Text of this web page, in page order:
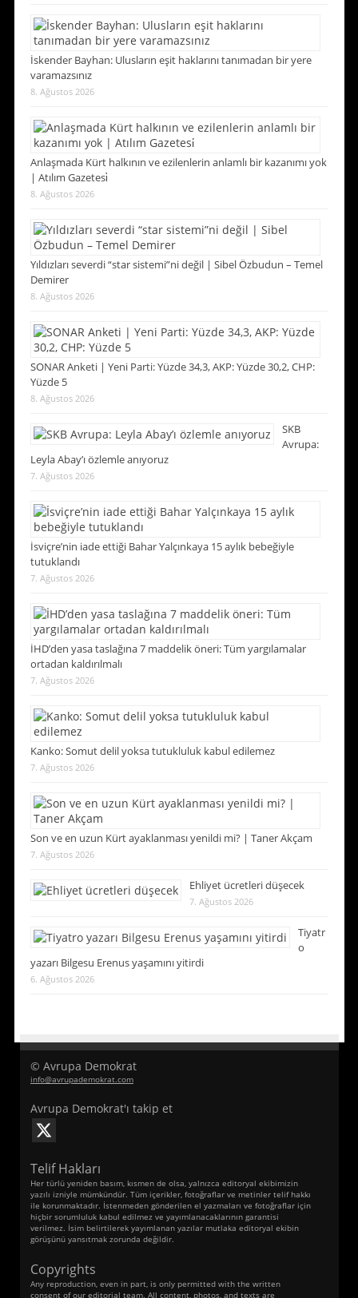
İskender Bayhan: Ulusların eşit haklarını tanımadan bir yere
varamazsınız
8. Ağustos 2026
Anlaşmada Kürt halkının ve ezilenlerin anlamlı bir kazanımı yok
| Atılım Gazetesi̇
8. Ağustos 2026
Yıldızları severdi “star sistemi”ni değil | Sibel Özbudun – Temel
Demirer
8. Ağustos 2026
SONAR Anketi | Yeni Parti: Yüzde 34,3, AKP: Yüzde 30,2, CHP:
Yüzde 5
8. Ağustos 2026
SKB
Avrupa:
Leyla Abay’ı özlemle anıyoruz
7. Ağustos 2026
İsviçre’nin iade ettiği Bahar Yalçınkaya 15 aylık bebeğiyle
tutuklandı
7. Ağustos 2026
İHD’den yasa taslağına 7 maddelik öneri: Tüm yargılamalar
ortadan kaldırılmalı
7. Ağustos 2026
Kanko: Somut delil yoksa tutukluluk kabul edilemez
7. Ağustos 2026
Son ve en uzun Kürt ayaklanması yenildi mi? | Taner Akçam
7. Ağustos 2026
Ehliyet ücretleri düşecek
7. Ağustos 2026
Tiyatr
o
yazarı Bilgesu Erenus yaşamını yitirdi
6. Ağustos 2026
© Avrupa Demokrat
info@avrupademokrat.com
Avrupa Demokrat'ı takip et
Telif Hakları
Her türlü yeniden basım, kısmen de olsa, yalnızca editoryal ekibimizin
yazılı izniyle mümkündür. Tüm içerikler, fotoğraflar ve metinler telif hakkı
ile korunmaktadır. İstenmeden gönderilen el yazmaları ve fotoğraflar için
hiçbir sorumluluk kabul edilmez ve yayımlanacaklarının garantisi
verilmez. İsim belirtilerek yayımlanan yazılar mutlaka editoryal ekibin
görüşünü yansıtmak zorunda değildir.
Copyrights
Any reproduction, even in part, is only permitted with the written
consent of our editorial team. All content, photos, and texts are